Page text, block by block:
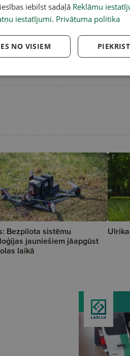
Bezpilota sistēmu
jauniešiem jāapgūst
laikā
iebilst sadaļā Reklāmu
iestatījumi. Privātuma politika
NO VISIEM